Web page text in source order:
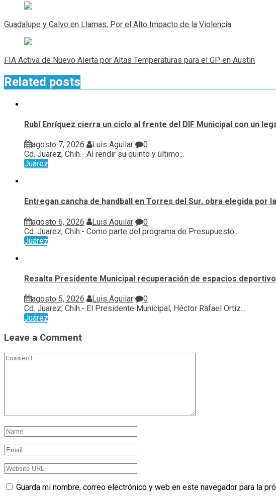
Navegación
de
entradas
Guadalupe y Calvo en Llamas, Por el Alto Impacto de la Violencia
FIA Activa de Nuevo Alerta por Altas Temperaturas para el GP en Austin
Related posts
Rubí Enríquez cierra un ciclo al frente del DIF Municipal con un
agosto 7, 2026 Luis Aguilar
0
Cd. Juarez, Chih.- Al rendir su quinto y último...
Juárez
Entregan cancha de handball en Torres del Sur, obra elegida por
agosto 6, 2026 Luis Aguilar
0
Cd. Juarez, Chih.- Como parte del programa de Presupuesto...
Juárez
Resalta Presidente Municipal recuperación de espacios
agosto 5, 2026 Luis Aguilar
0
Cd. Juarez, Chih.- El Presidente Municipal, Héctor Rafael Ortiz...
Juárez
Leave a Comment
Guarda mi nombre, correo electrónico y web en este navegador para la